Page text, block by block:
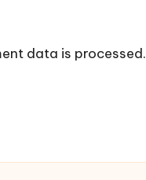
data is processed.